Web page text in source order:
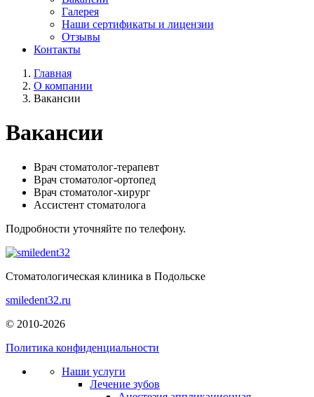
Галерея
Наши сертификаты и лицензии
Отзывы
Контакты
Главная
О компании
Вакансии
Вакансии
Врач стоматолог-терапевт
Врач стоматолог-ортопед
Врач стоматолог-хирург
Ассистент стоматолога
Подробности уточняйте по телефону.
Стоматологическая клиника в Подольске
smiledent32.ru
© 2010-2026
Политика конфиденциальности
Наши услуги
Лечение зубов